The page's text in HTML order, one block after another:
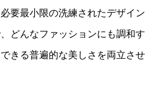
要最小限の洗練されたデザイン
どんなファッションにも調和す
きる普遍的な美しさを両立させ